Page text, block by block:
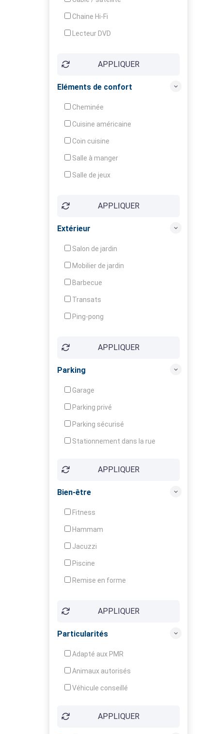
Chaine Hi-Fi
Lecteur DVD
APPLIQUER
Eléments de confort
Cheminée
Cuisine américaine
Coin cuisine
Salle à manger
Salle de jeux
Balcon / Terrasse
APPLIQUER
Extérieur
Salon de jardin
Mobilier de jardin
Barbecue
Transats
Ping-pong
Jeux d'enfantsAPPLIQUER
Parking
Garage
Parking privé
Parking sécurisé
Stationnement dans la rue
APPLIQUER
Bien-être
Fitness
Hammam
Jacuzzi
Piscine
Remise en forme
Soins du corpsAPPLIQUER
Particularités
Adapté aux PMR
Animaux autorisés
Véhicule conseillé
APPLIQUER